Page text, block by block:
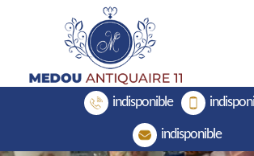
indisponible
indisponible